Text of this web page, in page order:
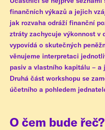
finančních výkazů a jejich
jak rozvaha odráží finanční
ztráty zachycuje výkonnost v
vypovídá o skutečných
věnujeme interpretaci
pasiv a vlastního kapitálu – a
Druhá část workshopu se
účetního a pohledem
O čem bude řeč?